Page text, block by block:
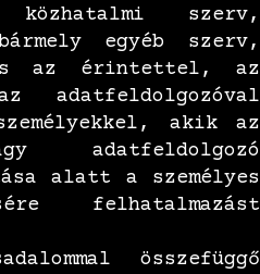
szerv,
egyéb szerv,
az érintettel, az
adatfeldolgozóval
akik az
adatfeldolgozó
alatt a személyes
felhatalmazást
összefüggő